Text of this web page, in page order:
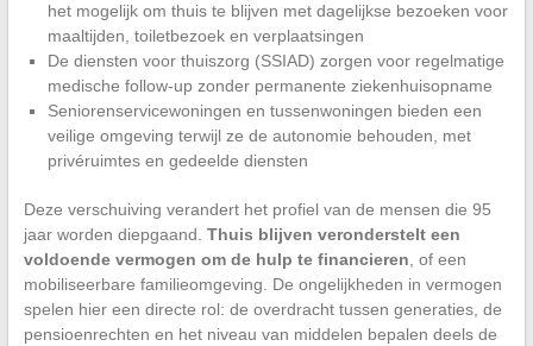
het mogelijk om thuis te blijven met dagelijkse bezoeken voor
maaltijden, toiletbezoek en verplaatsingen
De diensten voor thuiszorg (SSIAD) zorgen voor regelmatige
medische follow-up zonder permanente ziekenhuisopname
Seniorenservicewoningen en tussenwoningen bieden een
veilige omgeving terwijl ze de autonomie behouden, met
privéruimtes en gedeelde diensten
Deze verschuiving verandert het profiel van de mensen die 95
jaar worden diepgaand. Thuis blijven veronderstelt een
voldoende vermogen om de hulp te financieren, of een
mobiliseerbare familieomgeving. De ongelijkheden in vermogen
spelen hier een directe rol: de overdracht tussen generaties, de
pensioenrechten en het niveau van middelen bepalen deels de